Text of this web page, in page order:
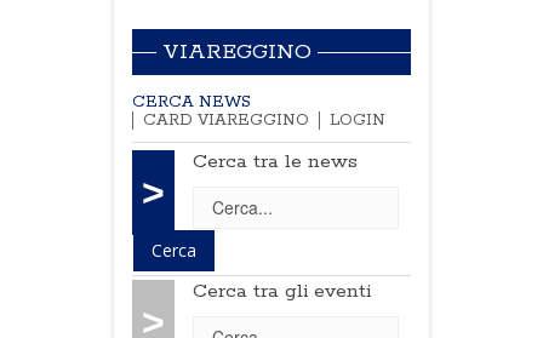
VIAREGGINO
CERCA NEWS
CARD VIAREGGINO
LOGIN
>
Cerca tra le news
>
Cerca tra gli eventi